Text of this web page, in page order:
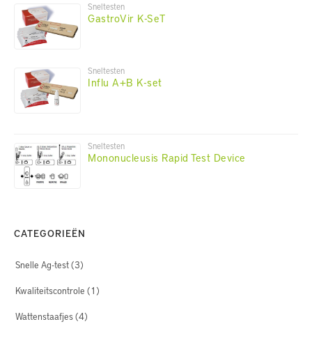
Sneltesten
GastroVir K-SeT
Sneltesten
Influ A+B K-set
Sneltesten
Mononucleusis Rapid Test Device
CATEGORIEËN
Snelle Ag-test(3)
Kwaliteitscontrole (1)
Wattenstaafjes(4)